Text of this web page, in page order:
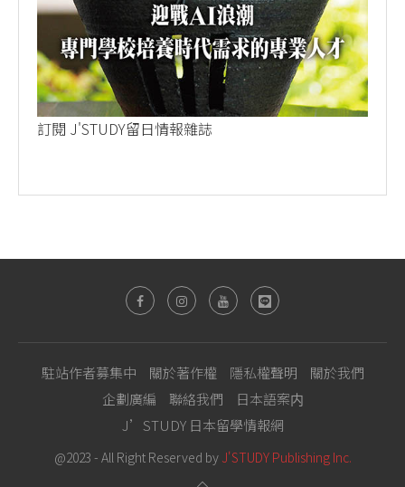
訂閱 J'STUDY留日情報雜誌
駐站作者募集中 關於著作權 隱私權聲明
關於我們
企劃廣編
聯絡我們
日本語案内
J’STUDY 日本留學情報網
@2023 - All Right Reserved by J'STUDY Publishing Inc.